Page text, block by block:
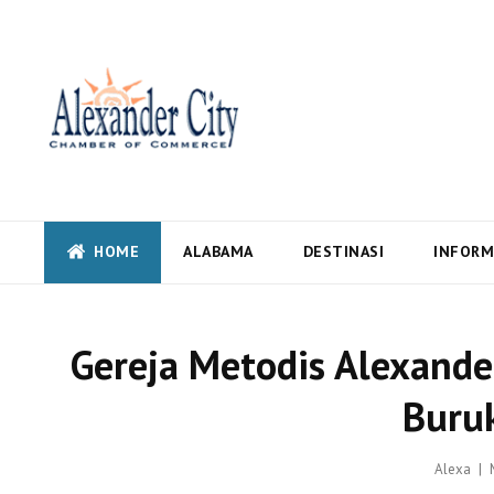
Alexandercity –
Alabama
HOME ALABAMA DESTINASI
Gereja Metodis
Alexa